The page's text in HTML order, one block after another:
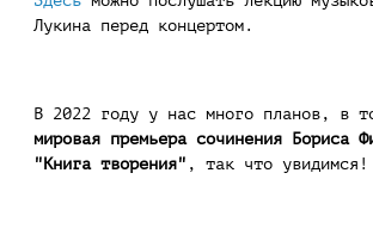
Лукина перед концертом.
В 2022 году у нас много планов, в
мировая премьера сочинения Бориса
"Книга творения" , так что увидимся!